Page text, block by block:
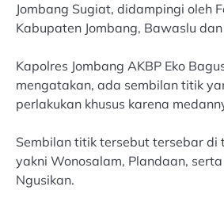
Jombang Sugiat, didampingi oleh
Kabupaten Jombang, Bawaslu dan
Kapolres Jombang AKBP Eko
mengatakan, ada sembilan titik
perlakukan khusus karena
Sembilan titik tersebut tersebar di
yakni Wonosalam, Plandaan,
Ngusikan.